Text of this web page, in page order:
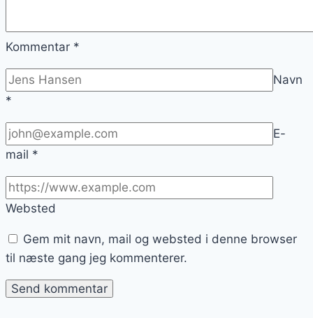
Kommentar *
Navn
*
E-
mail *
Websted
Gem mit navn, mail og websted i denne browser
til næste gang jeg kommenterer.